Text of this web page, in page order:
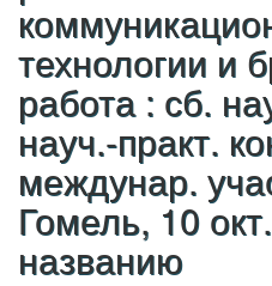
технологии и
работа : сб.
науч.-практ.
междунар.
Гомель, 10
названию